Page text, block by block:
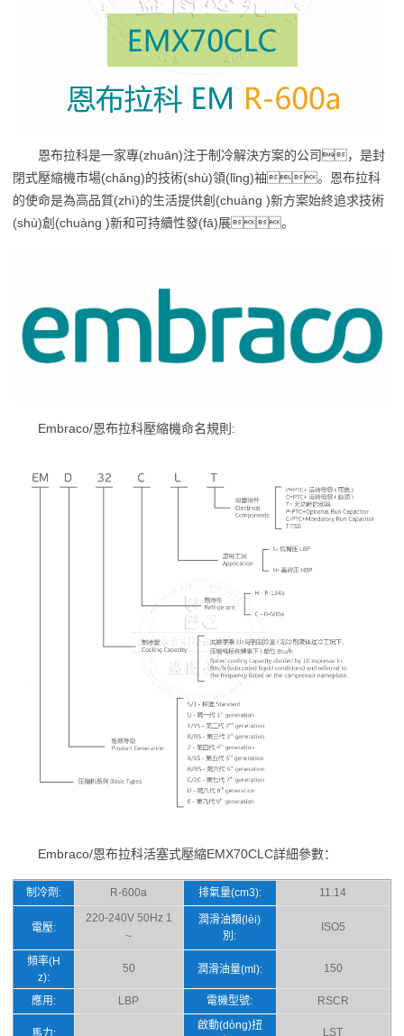
恩布拉科是一家專(zhuān)注于制冷解決方案的公司，是封
閉式壓縮機市場(chǎng)的技術(shù)領(lǐng)袖。恩布拉科
的使命是為高品質(zhì)的生活提供創(chuàng )新方案始終追求技術
(shù)創(chuàng )新和可持續性發(fā)展。
Embraco/恩布拉科壓縮機命名規則:
Embraco/恩布拉科活塞式壓縮EMX70CLC詳細參數：
制冷劑: R-600a 排氣量(cm3): 11.14
電壓:
220-240V 50Hz 1
~
潤滑油類(lèi)
別:
ISO5
頻率(H
z):
50 潤滑油量(ml): 150
應用: LBP 電機型號: RSCR
啟動(dòng)扭
LST